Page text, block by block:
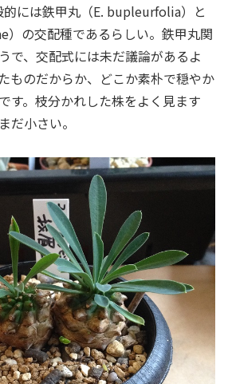
には鉄甲丸（E. bupleurfolia）と
）の交配種であるらしい。鉄甲丸関
で、交配式には未だ議論があるよ
ものだからか、どこか素朴で穏やか
す。枝分かれした株をよく見ます
だ小さい。